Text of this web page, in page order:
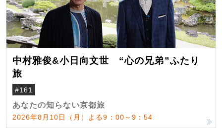
中村雅俊&小日向文世 “心の兄弟”ふたり
旅
#161
あなたの知らない京都旅
2026年8月10日（月）よる9：00～9：54